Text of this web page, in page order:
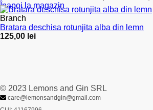
Înapoi la magazin
Branch
Bratara deschisa rotunjita alba din lemn
125,00 lei
© 2023 Lemons and Gin SRL
care@lemonsandgin@gmail.com